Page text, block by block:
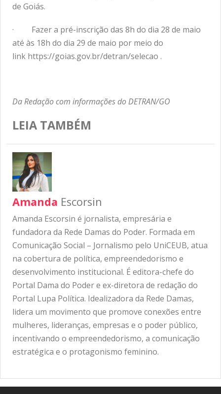
de Goiás.
· Fazer a pré-inscrição das 8h do dia 28 de maio
até às 18h do dia 29 de maio por meio do
link https://goias.gov.br/detran/selecao .
Da Redação com informações do DETRAN/GO
LEIA TAMBÉM
Amanda Escorsin
Amanda Escorsin é jornalista, empresária e
fundadora da Rede Damas do Poder. Formada em
Comunicação Social – Jornalismo pelo UniCEUB, atua
na cobertura de política, empreendedorismo e
desenvolvimento institucional. É editora-chefe do
Portal Dama do Poder e ex-diretora de redação do
Portal Lupa Política. Idealizadora da Rede Damas,
lidera um movimento que promove conexões entre
mulheres, lideranças, empresas e o poder público,
incentivando o empreendedorismo, a comunicação
estratégica e o protagonismo feminino.